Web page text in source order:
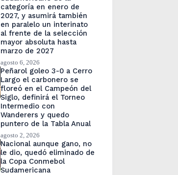
categoría en enero de
2027, y asumirá también
en paralelo un interinato
al frente de la selección
mayor absoluta hasta
marzo de 2027
agosto 6, 2026
Peñarol goleo 3-0 a Cerro
Largo el carbonero se
floreó en el Campeón del
Siglo, definirá el Torneo
Intermedio con
Wanderers y quedo
puntero de la Tabla Anual
agosto 2, 2026
Nacional aunque gano, no
le dio, quedó eliminado de
la Copa Conmebol
Sudamericana